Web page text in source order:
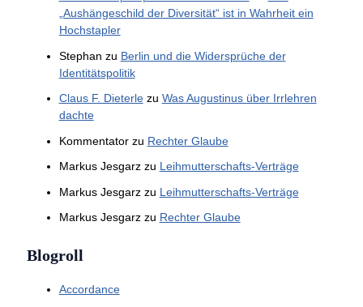
„Aushängeschild der Diversität“ ist in Wahrheit ein
Hochstapler
Stephan zu Berlin und die Widersprüche der
Identitätspolitik
Claus F. Dieterlezu Was Augustinus über Irrlehren
dachte
Kommentatorzu Rechter Glaube
Markus Jesgarzzu Leihmutterschafts-Verträge
Markus Jesgarzzu Leihmutterschafts-Verträge
Markus Jesgarzzu Rechter Glaube
Blogroll
Accordance